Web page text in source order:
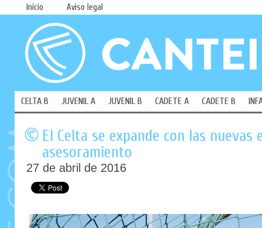
Inicio Aviso legal
CELTA B JUVENIL A JUVENIL B CADETE A CADETE B
El Celta se expande con las nuevas
asesoramiento
27 de abril de 2016